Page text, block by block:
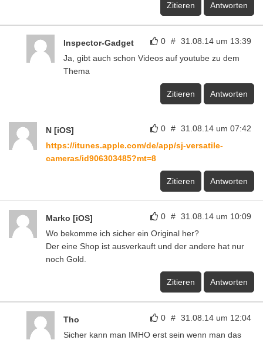
Zitieren Antworten
0 # 31.08.14 um 13:39
Inspector-Gadget
Ja, gibt auch schon Videos auf youtube zu dem
Thema
Zitieren Antworten
0 # 31.08.14 um 07:42
N [iOS]
https://itunes.apple.com/de/app/sj-versatile-
cameras/id906303485?mt=8
Zitieren Antworten
0 # 31.08.14 um 10:09
Marko [iOS]
Wo bekomme ich sicher ein Original her?
Der eine Shop ist ausverkauft und der andere hat nur
noch Gold.
Zitieren Antworten
0 # 31.08.14 um 12:04
Tho
Sicher kann man IMHO erst sein wenn man das